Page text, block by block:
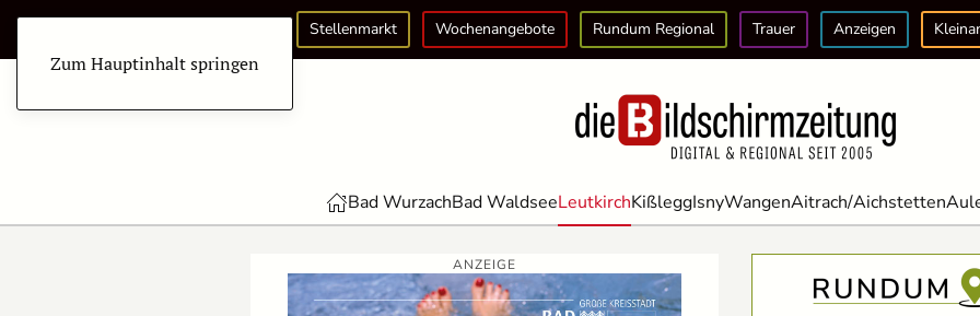
Zum Hauptinhalt springen
Stellenmarkt Wochenangebote Rundum Regional Trauer Anzeigen
Bad WurzachBad WaldseeLeutkirchKißleggIsnyWangenAitrach/Aichstetten
ANZEIGE